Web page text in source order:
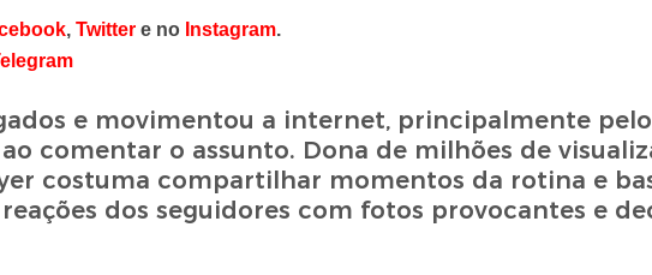
, Twittere no Instagram.
e movimentou a internet, principalmente
comentar o assunto. Dona de milhões de
costuma compartilhar momentos da rotina e
dos seguidores com fotos provocantes e